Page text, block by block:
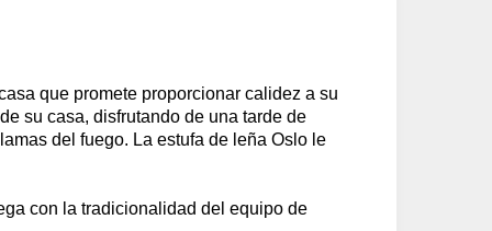
que promete proporcionar calidez a su
su casa, disfrutando de una tarde de
del fuego. La estufa de leña Oslo le
con la tradicionalidad del equipo de